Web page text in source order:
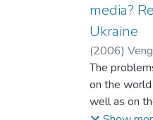
і
УГА.
media?
Ukraine
(2006)
The
on the world
well as on